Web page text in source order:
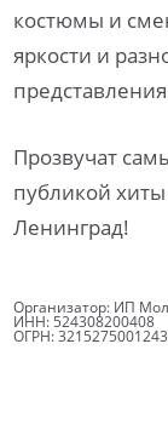
костюмы и
яркости и
Прозвучат
публикой
Ленинград!
Организатор: ИП
ИНН: 524308200408
ОГРН: